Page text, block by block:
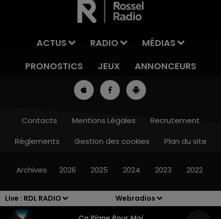
Live : RDL RADIO
Webradios
8h00 - 10h00
ACTUS RADIO
MÉDIAS
PRONOSTICS
JEUX ANNONCEURS
Contacts Mentions Légales
Recrutement
Règlements
Gestion des cookies Plan du site
Archives 2026 2025 2024 2023 2022